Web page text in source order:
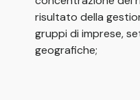
risultato della
gruppi di imprese,
geografiche;